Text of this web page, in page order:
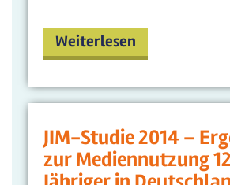
Weiterlesen
JIM-Studie 2014 –
zur Mediennutzung